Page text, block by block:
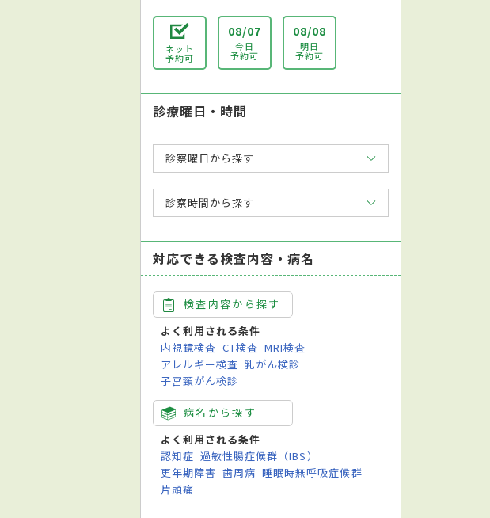
ネット
予約可
08/07
今日
予約可
08/08
明日
予約可
診療曜日・時間
診察曜日から探す
診察時間から探す
対応できる検査内容・病名
検査内容から探す
よく利用される条件
内視鏡検査 CT検査 MRI検査
アレルギー検査 乳がん検診
子宮頸がん検診
病名から探す
よく利用される条件
認知症 過敏性腸症候群（IBS）
更年期障害 歯周病 睡眠時無呼吸症候群
片頭痛